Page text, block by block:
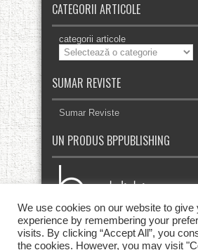
CATEGORII ARTICOLE
categorii articole
SUMAR REVISTE
Sumar Reviste
UN PRODUS BPPUBLISHING
We use cookies on our website to give
experience by remembering your
visits. By clicking “Accept All”, you
the cookies. However, you may visit